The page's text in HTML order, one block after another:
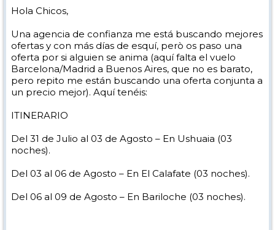
Hola Chicos,
Una agencia de confianza me está buscando mejores
ofertas y con más días de esquí, però os paso una
oferta por si alguien se anima (aquí falta el vuelo
Barcelona/Madrid a Buenos Aires, que no es barato,
pero repito me están buscando una oferta conjunta a
un precio mejor). Aquí tenéis:
ITINERARIO
Del 31 de Julio al 03 de Agosto – En Ushuaia (03
noches).
Del 03 al 06 de Agosto – En El Calafate (03 noches).
Del 06 al 09 de Agosto – En Bariloche (03 noches).